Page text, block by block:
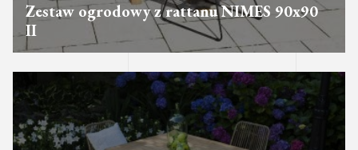
Zestaw ogrodowy z rattanu NIMES 90x90
II